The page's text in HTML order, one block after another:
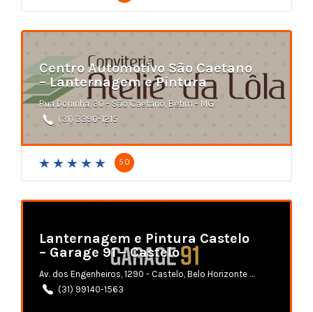
Centro Automotivo São Caetano
– Lanternagem e Pintura
Rua Doninha, 30 - São Caetano, Betim - MG
(31) 3390-1215
5.0
Lanternagem e Pintura Castelo
– Garage 91 – Castelo
Av. dos Engenheiros, 1290 - Castelo, Belo Horizonte - MG
(31) 99140-1563